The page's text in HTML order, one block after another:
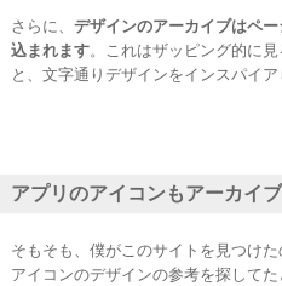
さらに、デザインのアーカイブはペ
込まれます。これはザッピング的に
と、文字通りデザインをインスパイア
アプリのアイコンもアーカイブ
そもそも、僕がこのサイトを見つけ
アイコンのデザインの参考を探してた